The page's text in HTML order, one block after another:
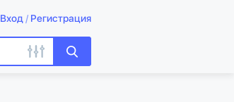
Вход / Регистрация